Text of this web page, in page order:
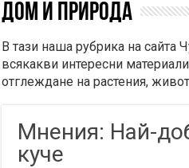
Дом и Природа
В тази наша рубрика на сайта
всякакви интересни
отглеждане на растения,
Мнения: Най-
куче